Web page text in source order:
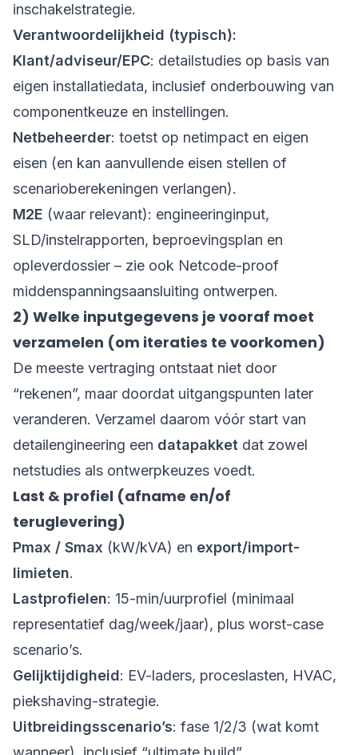
inschakelstrategie.
Verantwoordelijkheid (typisch):
Klant/adviseur/EPC: detailstudies op basis van
eigen installatiedata, inclusief onderbouwing van
componentkeuze en instellingen.
Netbeheerder: toetst op netimpact en eigen
eisen (en kan aanvullende eisen stellen of
scenarioberekeningen verlangen).
M2E (waar relevant): engineeringinput,
SLD/instelrapporten, beproevingsplan en
opleverdossier – zie ook Netcode-proof
middenspanningsaansluiting ontwerpen.
2) Welke inputgegevens je vooraf moet
verzamelen (om iteraties te voorkomen)
De meeste vertraging ontstaat niet door
“rekenen”, maar doordat uitgangspunten later
veranderen. Verzamel daarom vóór start van
detailengineering een datapakket dat zowel
netstudies als ontwerpkeuzes voedt.
Last & profiel (afname en/of
teruglevering)
Pmax / Smax (kW/kVA) en export/import-
limieten.
Lastprofielen: 15-min/uurprofiel (minimaal
representatief dag/week/jaar), plus worst-case
scenario’s.
Gelijktijdigheid: EV-laders, proceslasten, HVAC,
piekshaving-strategie.
Uitbreidingsscenario’s: fase 1/2/3 (wat komt